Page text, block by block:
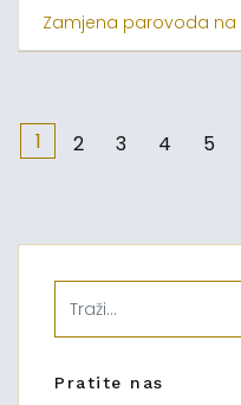
Zamjena parovoda na
1 2 3 4 5
Pratite nas